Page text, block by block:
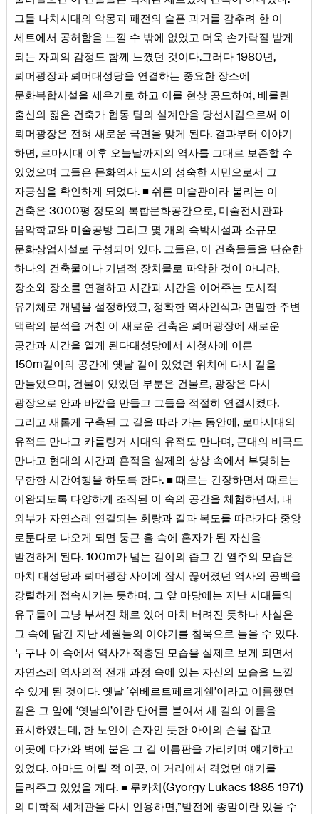
그들 나치시대의 악몽과 패전의 슬픈 과거를 감추려 한 이
세트에서 공허함을 느낄 수 밖에 없었고 더욱 손가락질 받게
되는 자괴의 감정도 함께 느꼈던 것이다.그러다 1980년,
뢰머광장과 뢰머대성당을 연결하는 중요한 장소에
문화복합시설을 세우기로 하고 이를 현상 공모하여, 베를린
출신의 젊은 건축가 협동 팀의 설계안을 당선시킴으로써 이
뢰머광장은 전혀 새로운 국면을 맞게 된다. 결과부터 이야기
하면, 로마시대 이후 오늘날까지의 역사를 그대로 보존할 수
있었으며 그들은 문화역사 도시의 성숙한 시민으로서 그
자긍심을 확인하게 되었다. ■ 쉬른 미술관이라 불리는 이
건축은 3000평 정도의 복합문화공간으로, 미술전시관과
음악학교와 미술공방 그리고 몇 개의 숙박시설과 소규모
문화상업시설로 구성되어 있다. 그들은, 이 건축물들을 단순한
하나의 건축물이나 기념적 장치물로 파악한 것이 아니라,
장소와 장소를 연결하고 시간과 시간을 이어주는 도시적
유기체로 개념을 설정하였고, 정확한 역사인식과 면밀한 주변
맥락의 분석을 거친 이 새로운 건축은 뢰머광장에 새로운
공간과 시간을 열게 된다대성당에서 시청사에 이른
150m길이의 공간에 옛날 길이 있었던 위치에 다시 길을
만들었으며, 건물이 있었던 부분은 건물로, 광장은 다시
광장으로 안과 바깥을 만들고 그들을 적절히 연결시켰다.
그리고 새롭게 구축된 그 길을 따라 가는 동안에, 로마시대의
유적도 만나고 카롤링거 시대의 유적도 만나며, 근대의 비극도
만나고 현대의 시간과 흔적을 실제와 상상 속에서 부딪히는
무한한 시간여행을 하도록 한다. ■ 때로는 긴장하면서 때로는
이완되도록 다양하게 조직된 이 속의 공간을 체험하면서, 내
외부가 자연스레 연결되는 회랑과 길과 복도를 따라가다 중앙
로툰다로 나오게 되면 둥근 홀 속에 혼자가 된 자신을
발견하게 된다. 100m가 넘는 길이의 좁고 긴 열주의 모습은
마치 대성당과 뢰머광장 사이에 잠시 끊어졌던 역사의 공백을
강렬하게 접속시키는 듯하며, 그 앞 마당에는 지난 시대들의
유구들이 그냥 부서진 채로 있어 마치 버려진 듯하나 사실은
그 속에 담긴 지난 세월들의 이야기를 침묵으로 들을 수 있다.
누구나 이 속에서 역사가 적층된 모습을 실제로 보게 되면서
자연스레 역사의적 전개 과정 속에 있는 자신의 모습을 느낄
수 있게 된 것이다. 옛날 ‘쉬베르트페르게쉔’이라고 이름했던
길은 그 앞에 ‘옛날의’이란 단어를 붙여서 새 길의 이름을
표시하였는데, 한 노인이 손자인 듯한 아이의 손을 잡고
이곳에 다가와 벽에 붙은 그 길 이름판을 가리키며 얘기하고
있었다. 아마도 어릴 적 이곳, 이 거리에서 겪었던 얘기를
들려주고 있었을 게다. ■ 루카치(Gyorgy Lukacs 1885-1971)
의 미학적 세계관을 다시 인용하면,”발전에 종말이란 있을 수